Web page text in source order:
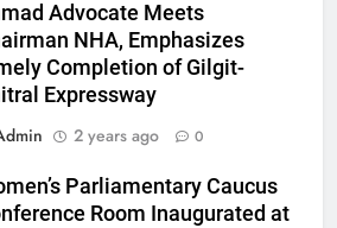
Advocate Meets
NHA, Emphasizes
Completion of Gilgit-
Expressway
2 years ago 0
Parliamentary Caucus
Room Inaugurated at